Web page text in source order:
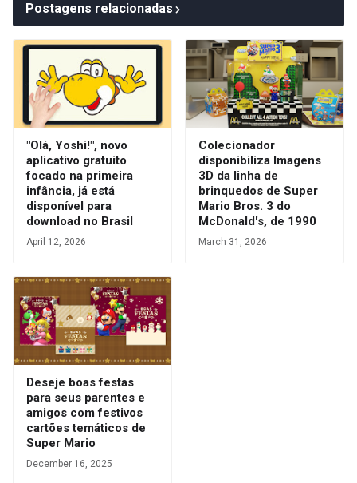
Postagens relacionadas
"Olá, Yoshi!", novo
aplicativo gratuito
focado na primeira
infância, já está
disponível para
download no Brasil
April 12, 2026
Colecionador
disponibiliza Imagens
3D da linha de
brinquedos de Super
Mario Bros. 3 do
McDonald's, de 1990
March 31, 2026
Deseje boas festas
para seus parentes e
amigos com festivos
cartões temáticos de
Super Mario
December 16, 2025